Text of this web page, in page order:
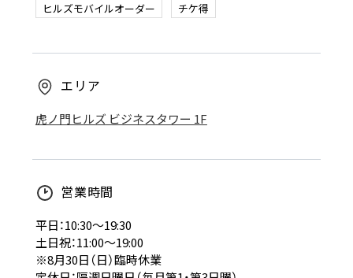
ヒルズモバイルオーダー チケ得
エリア
虎ノ門ヒルズ ビジネスタワー 1F
営業時間
平日：10:30～19:30
土日祝：11:00～19:00
※8月30日（日）臨時休業